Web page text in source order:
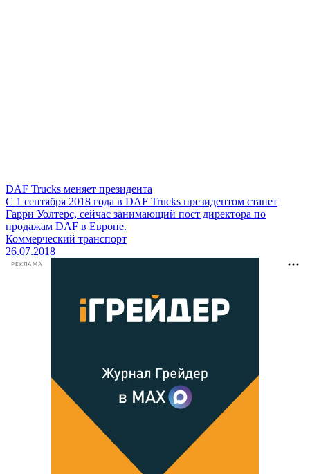
DAF Trucks меняет президента
С 1 сентября 2018 года в DAF Trucks президентом станет
Гарри Уолтерс, сейчас занимающий пост директора по
продажам DAF в Европе.
Коммерческий транспорт
26.07.2018
РЕКЛАМА